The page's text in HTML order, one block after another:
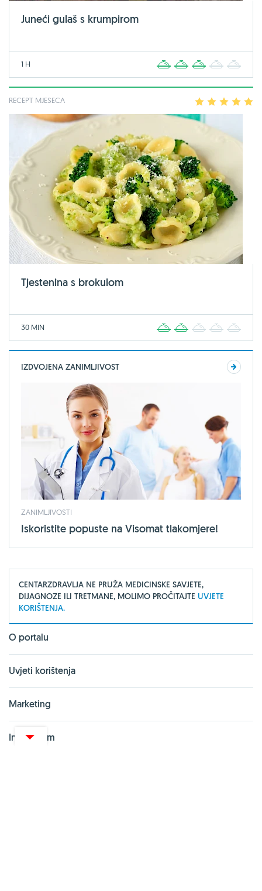
Juneći gulaš s krumpirom
1 H 2 3 4
RECEPT MJESECA 2 3 4
Tjestenina s brokulom
30 MIN 2 3 4
IZDVOJENA ZANIMLJIVOST
ZANIMLJIVOSTI
Iskoristite popuste na Visomat tlakomjere!
CENTARZDRAVLJA NE PRUŽA MEDICINSKE SAVJETE,
DIJAGNOZE ILI TRETMANE, MOLIMO PROČITAJTE UVJETE
KORIŠTENJA.
O portalu
Uvjeti korištenja
Marketing
Impressum